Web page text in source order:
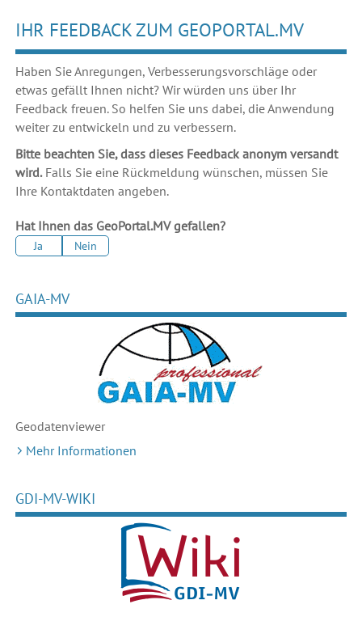
IHR FEEDBACK ZUM GEOPORTAL.MV
Haben Sie Anregungen, Verbesserungsvorschläge oder
etwas gefällt Ihnen nicht? Wir würden uns über Ihr
Feedback freuen. So helfen Sie uns dabei, die Anwendung
weiter zu entwickeln und zu verbessern.
Bitte beachten Sie, dass dieses Feedback anonym versandt
wird.Falls Sie eine Rückmeldung wünschen, müssen Sie
Ihre Kontaktdaten angeben.
Hat Ihnen das GeoPortal.MV gefallen?
Ja Nein
GAIA-MV
Geodatenviewer
Mehr Informationen
GDI-MV-WIKI